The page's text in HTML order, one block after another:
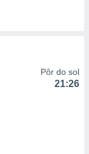
Pôr do sol
21:26